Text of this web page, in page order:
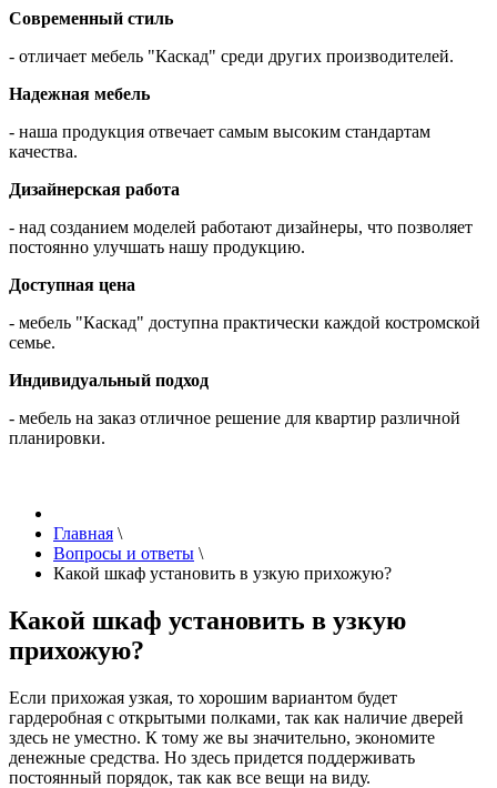
Современный стиль
- отличает мебель "Каскад" среди других производителей.
Надежная мебель
- наша продукция отвечает самым высоким стандартам
качества.
Дизайнерская работа
- над созданием моделей работают дизайнеры, что позволяет
постоянно улучшать нашу продукцию.
Доступная цена
- мебель "Каскад" доступна практически каждой костромской
семье.
Индивидуальный подход
- мебель на заказ отличное решение для квартир различной
планировки.
Главная \
Вопросы и ответы \
Какой шкаф установить в узкую прихожую?
Какой шкаф установить в узкую
прихожую?
Если прихожая узкая, то хорошим вариантом будет
гардеробная с открытыми полками, так как наличие дверей
здесь не уместно. К тому же вы значительно, экономите
денежные средства. Но здесь придется поддерживать
постоянный порядок, так как все вещи на виду.